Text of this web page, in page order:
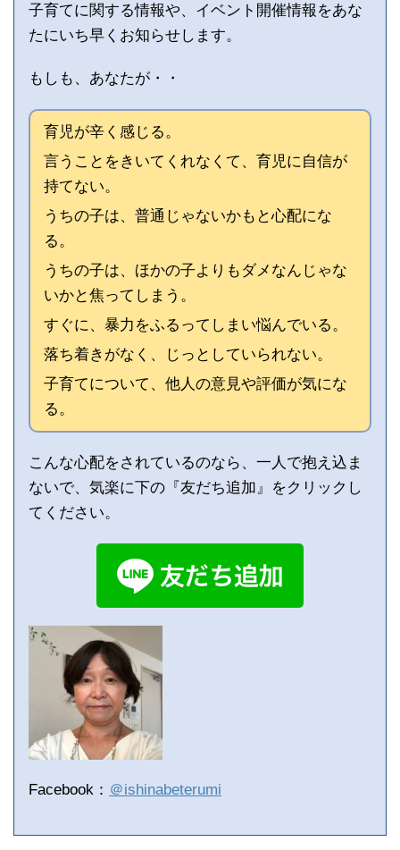
子育てに関する情報や、イベント開催情報をあな
たにいち早くお知らせします。
もしも、あなたが・・
育児が辛く感じる。
言うことをきいてくれなくて、育児に自信が
持てない。
うちの子は、普通じゃないかもと心配にな
る。
うちの子は、ほかの子よりもダメなんじゃな
いかと焦ってしまう。
すぐに、暴力をふるってしまい悩んでいる。
落ち着きがなく、じっとしていられない。
子育てについて、他人の意見や評価が気にな
る。
こんな心配をされているのなら、一人で抱え込ま
ないで、気楽に下の『友だち追加』をクリックし
てください。
Facebook： ＠ishinabeterumi